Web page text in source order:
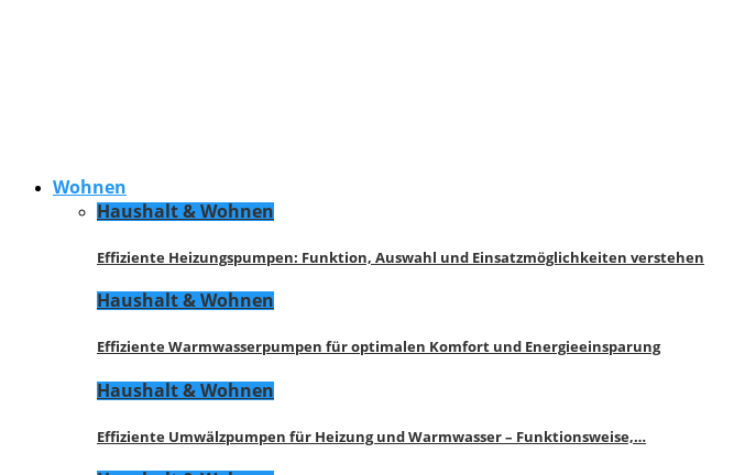
Wohnen
Haushalt & Wohnen
Effiziente Heizungspumpen: Funktion, Auswahl und Einsatzmöglichkeiten verstehen
Haushalt & Wohnen
Effiziente Warmwasserpumpen für optimalen Komfort und Energieeinsparung
Haushalt & Wohnen
Effiziente Umwälzpumpen für Heizung und Warmwasser – Funktionsweise,…